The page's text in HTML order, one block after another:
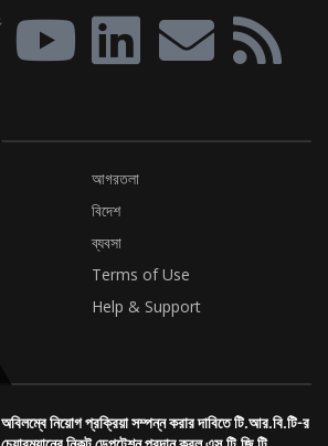
আগরতলা
বিদেশ
ব্যবসা
Terms of Use
Help & Support
অবিলম্বে নিয়োগ প্রক্রিয়া সম্পন্ন করার দাবিতে টি.আর.বি.টি-র